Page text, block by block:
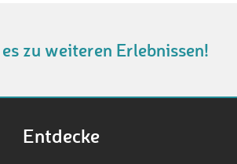
zu weiteren Erlebnissen!
Entdecke